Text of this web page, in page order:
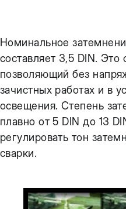
Номинальное
составляет 3,5 DIN. Это
позволяющий без
зачистных работах и в
освещения. Степень
плавно от 5 DIN до 13
регулировать тон
сварки.